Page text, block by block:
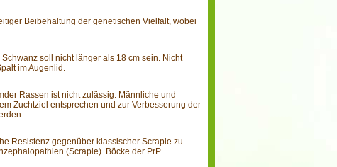
Beibehaltung der genetischen Vielfalt, wobei
soll nicht länger als 18 cm sein. Nicht
im Augenlid.
Rassen ist nicht zulässig. Männliche und
Zuchtziel entsprechen und zur Verbesserung der
Resistenz gegenüber klassischer Scrapie zu
(Scrapie). Böcke der PrP